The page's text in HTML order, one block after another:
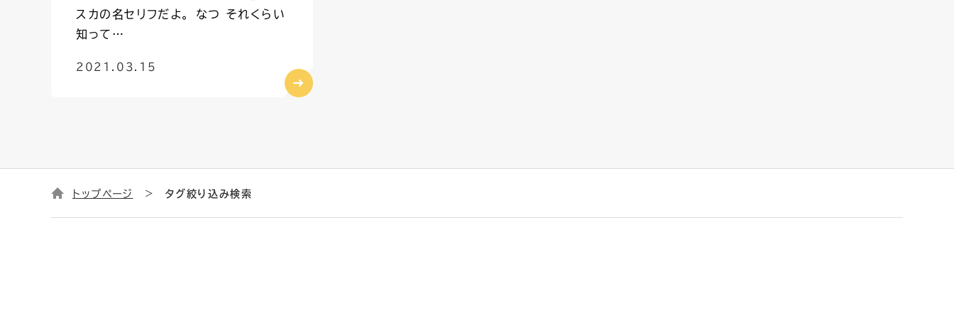
スカの名セリフだよ。 なつ それくらい
知って…
2021.03.15
トップページ タグ絞り込み検索